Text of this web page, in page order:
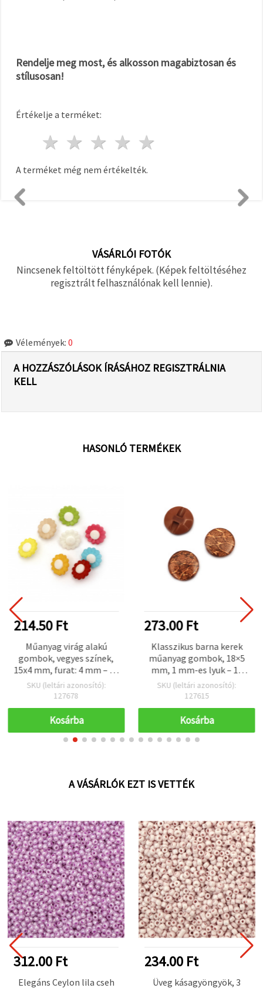
Rendelje meg most, és alkosson magabiztosan és
stílusosan!
Értékelje a terméket:
4 csillagok
3 csillagok
2 csillagok
1 csillag
A terméket még nem értékelték.
VÁSÁRLÓI FOTÓK
Nincsenek feltöltött fényképek. (Képek feltöltéséhez
regisztrált felhasználónak kell lennie).
Vélemények: 0
A HOZZÁSZÓLÁSOK ÍRÁSÁHOZ REGISZTRÁLNIA
KELL
HASONLÓ TERMÉKEK
214.50 Ft
Műanyag virág alakú
gombok, vegyes színek,
15x4 mm, furat: 4 mm – 20
db/csomag
SKU (leltári azonosító):
127678
Kosárba
273.00 Ft
Klasszikus barna kerek
műanyag gombok, 18×5
mm, 1 mm-es lyuk – 10
db-os csomag, varráshoz
és kézműves
SKU (leltári azonosító):
127615
Kosárba
A VÁSÁRLÓK EZT IS VETTÉK
312.00 Ft
Elegáns Ceylon lila cseh
234.00 Ft
Üveg kásagyöngyök, 3